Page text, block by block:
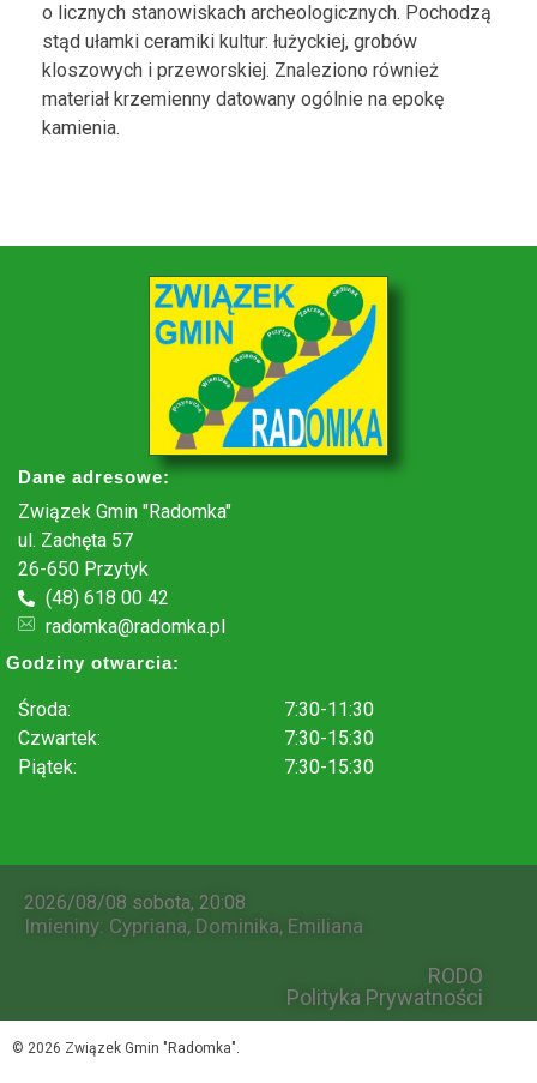
o licznych stanowiskach archeologicznych. Pochodzą
stąd ułamki ceramiki kultur: łużyckiej, grobów
kloszowych i przeworskiej. Znaleziono również
materiał krzemienny datowany ogólnie na epokę
kamienia.
Dane adresowe:
Związek Gmin "Radomka"
ul. Zachęta 57
26-650 Przytyk
(48) 618 00 42
radomka@radomka.pl
Godziny otwarcia:
Środa:
Czwartek:
Piątek:
7:30-11:30
7:30-15:30
7:30-15:30
2026/08/08 sobota, 20:08
Imieniny: Cypriana, Dominika, Emiliana
RODO
Polityka Prywatności
© 2026 Związek Gmin "Radomka".